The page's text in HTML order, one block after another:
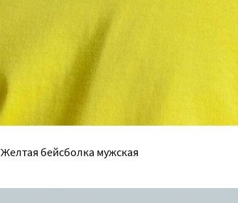
Желтая бейсболка мужская